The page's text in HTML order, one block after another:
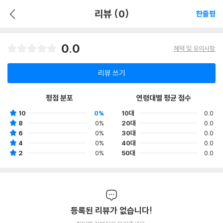
리뷰 (0) 한줄평
0.0 혜택 및 유의사항
리뷰 쓰기
평점 분포
10
0%
8
0%
6
0%
4
0%
2
0%
연령대별 평균 점수
10대
0.0
20대
0.0
30대
0.0
40대
0.0
50대
0.0
등록된 리뷰가 없습니다!